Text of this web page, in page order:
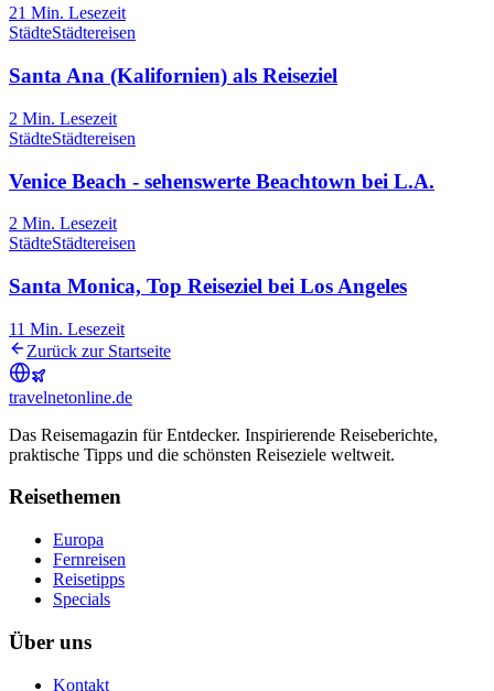
21 Min. Lesezeit
StädteStädtereisen
Santa Ana (Kalifornien) als Reiseziel
2 Min. Lesezeit
StädteStädtereisen
Venice Beach - sehenswerte Beachtown bei L.A.
2 Min. Lesezeit
StädteStädtereisen
Santa Monica, Top Reiseziel bei Los Angeles
11 Min. Lesezeit
Zurück zur Startseite
travelnetonline.de
Das Reisemagazin für Entdecker. Inspirierende Reiseberichte,
praktische Tipps und die schönsten Reiseziele weltweit.
Reisethemen
Europa
Fernreisen
Reisetipps
Specials
Über uns
Kontakt